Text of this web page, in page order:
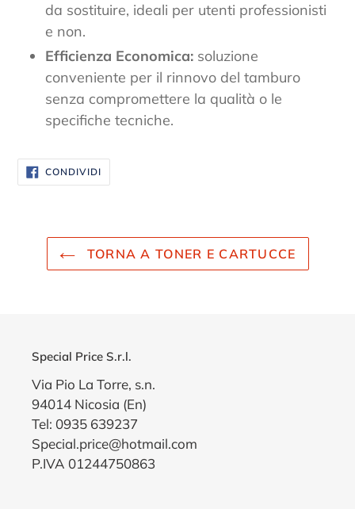
da sostituire, ideali per utenti professionisti
e non.
Efficienza Economica: soluzione
conveniente per il rinnovo del tamburo
senza compromettere la qualità o le
specifiche tecniche.
CONDIVIDICONDIVIDI
SU
FACEBOOK
TORNA A TONER E CARTUCCE
Special Price S.r.l.
Via Pio La Torre, s.n.
94014 Nicosia (En)
Tel: 0935 639237
Special.price@hotmail.com
P.IVA 01244750863